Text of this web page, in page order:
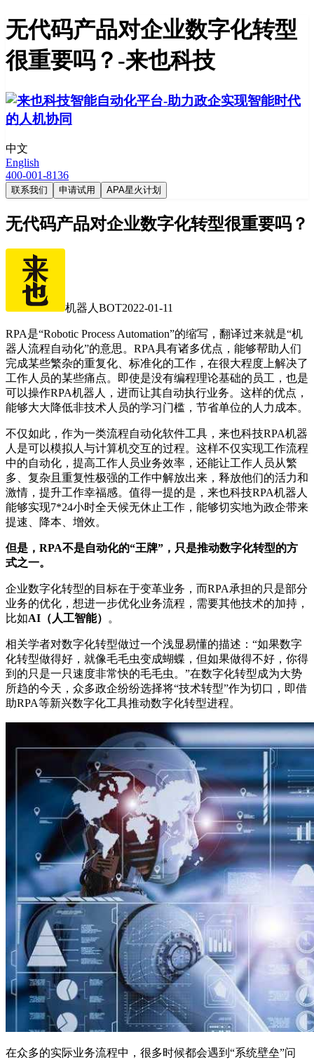
无代码产品对企业数字化转型
很重要吗？-来也科技
中文
English
400-001-8136
联系我们 申请试用 APA星火计划
无代码产品对企业数字化转型很重要吗？
机器人BOT2022-01-11
RPA是“Robotic Process Automation”的缩写，翻译过来就是“机
器人流程自动化”的意思。RPA具有诸多优点，能够帮助人们
完成某些繁杂的重复化、标准化的工作，在很大程度上解决了
工作人员的某些痛点。即使是没有编程理论基础的员工，也是
可以操作RPA机器人，进而让其自动执行业务。这样的优点，
能够大大降低非技术人员的学习门槛，节省单位的人力成本。
不仅如此，作为一类流程自动化软件工具，来也科技RPA机器
人是可以模拟人与计算机交互的过程。这样不仅实现工作流程
中的自动化，提高工作人员业务效率，还能让工作人员从繁
多、复杂且重复性极强的工作中解放出来，释放他们的活力和
激情，提升工作幸福感。值得一提的是，来也科技RPA机器人
能够实现7*24小时全天候无休止工作，能够切实地为政企带来
提速、降本、增效。
但是，RPA不是自动化的“王牌”，只是推动数字化转型的方
式之一。
企业数字化转型的目标在于变革业务，而RPA承担的只是部分
业务的优化，想进一步优化业务流程，需要其他技术的加持，
比如AI（人工智能） 。
相关学者对数字化转型做过一个浅显易懂的描述：“如果数字
化转型做得好，就像毛毛虫变成蝴蝶，但如果做得不好，你得
到的只是一只速度非常快的毛毛虫。”在数字化转型成为大势
所趋的今天，众多政企纷纷选择将“技术转型”作为切口，即借
助RPA等新兴数字化工具推动数字化转型进程。
在众多的实际业务流程中，很多时候都会遇到“系统壁垒”问